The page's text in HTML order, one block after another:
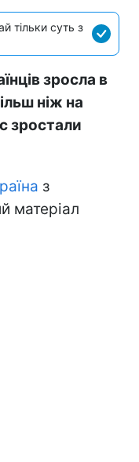
тільки суть з
зросла в
ніж на
зростали
з
матеріал